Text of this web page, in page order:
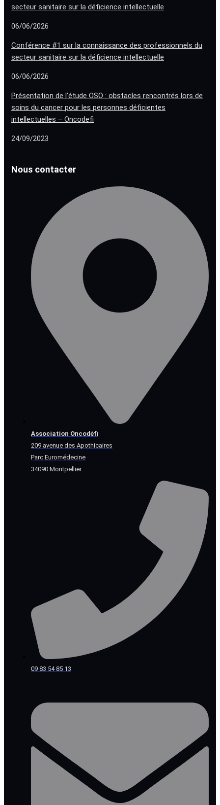
secteur sanitaire sur la déficience intellectuelle
06/06/2026
Conférence #1 sur la connaissance des professionnels du
secteur sanitaire sur la déficience intellectuelle
06/06/2026
Présentation de l’étude OSO : obstacles rencontrés lors de
soins du cancer pour les personnes déficientes
intellectuelles – Oncodefi
24/09/2023
Nous contacter
Association Oncodéfi
209 avenue des Apothicaires
Parc Euromédecine
34090 Montpellier
09 83 54 85 13